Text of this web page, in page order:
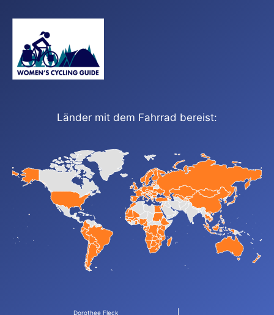
Länder mit dem Fahrrad bereist:
Dorothee Fleck